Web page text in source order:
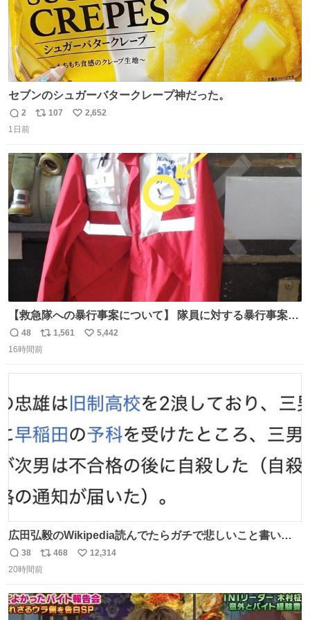
セブンのシュガーバタークレープ神だった。
返
信
2
リ
ト
数
107
い
数
2,652
1日前
【救急隊への暴行事案について】 隊員に対する暴行事案
が、令和7年度の6件に対し、令和8年度は現在既に4件発生
しています。 特に、この4日間で救急隊員に対する暴行事
応していきます。
返
信
48
リ
ポ
数
1,561
い
5,442
16時間前
広田弘毅のWikipedia読んでたらガチで悲しいこと書いて
あって辛い
返
信
38
リ
ポ
ト
数
468
い
数
12,314
20時間前